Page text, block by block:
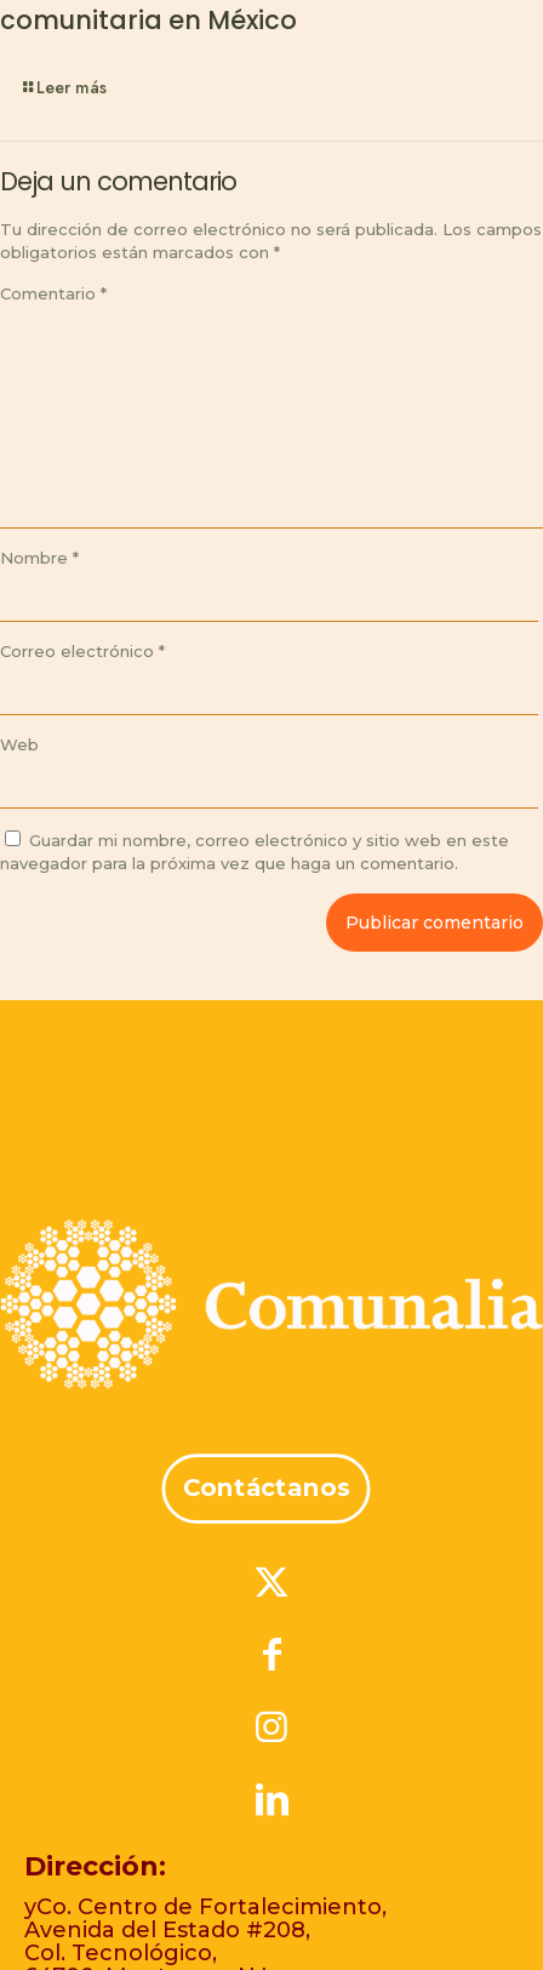
comunitaria en México
Leer más
Deja un comentario
Tu dirección de correo electrónico no será publicada. Los campos
obligatorios están marcados con *
Comentario *
Nombre *
Correo electrónico *
Web
Guardar mi nombre, correo electrónico y sitio web en este
navegador para la próxima vez que haga un comentario.
Contáctanos
Dirección:
yCo. Centro de Fortalecimiento,
Avenida del Estado #208,
Col. Tecnológico,